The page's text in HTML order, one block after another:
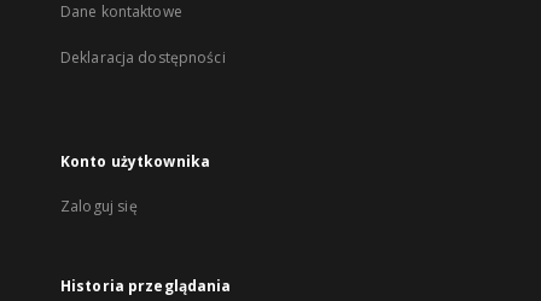
Dane kontaktowe
Deklaracja dostępności
Konto użytkownika
Zaloguj się
Historia przeglądania